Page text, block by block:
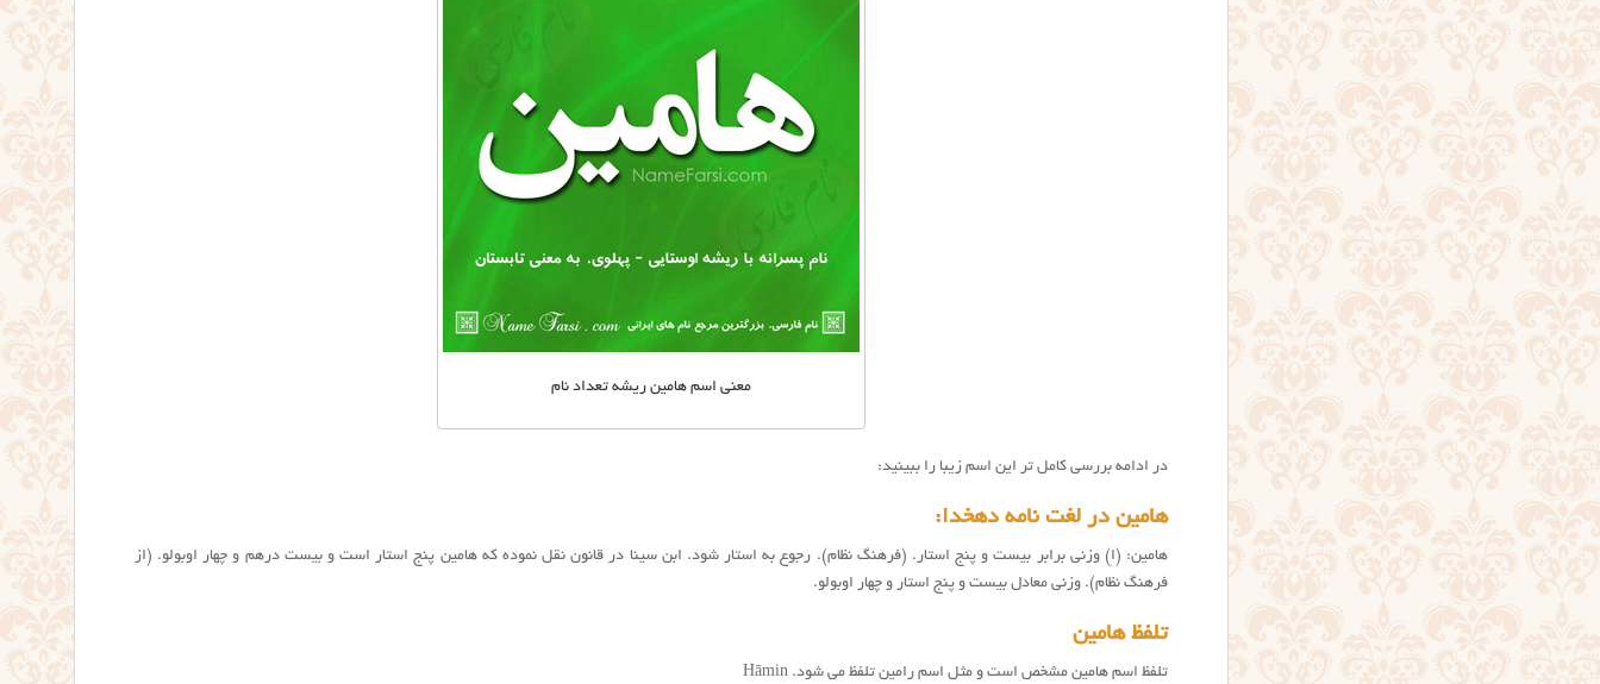
معنی اسم هامین ریشه تعداد نام
در ادامه بررسی کامل تر این اسم زیبا را ببینید:
هامین در لغت نامه دهخدا:
هامین: (اِ) وزنی برابر بیست و پنج استار. (فرهنگ نظام). رجوع به استار شود. ابن سینا در قانون نقل نموده که هامین پنج استار است و بیست درهم و چهار اوبولو. (از
فرهنگ نظام). وزنی معادل بیست و پنج استار و چهار اوبولو.
تلفظ هامین
تلفظ اسم هامین مشخص است و مثل اسم رامین تلفظ می شود. H āmin